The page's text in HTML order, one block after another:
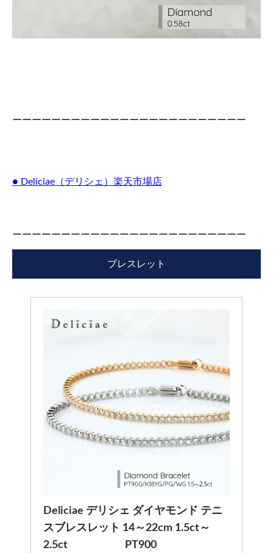
ーーーーーーーーーーーーーーーーーーーーーーーー
● Deliciae（デリシェ）楽天市場店
ーーーーーーーーーーーーーーーーーーーーーーーー
ブレスレット
Deliciae デリシェ ダイヤモンド テニ
スブレスレット 14～22cm 1.5ct～
2.5ct PT900